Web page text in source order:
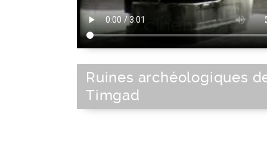
Ruines archéologiques
Timgad